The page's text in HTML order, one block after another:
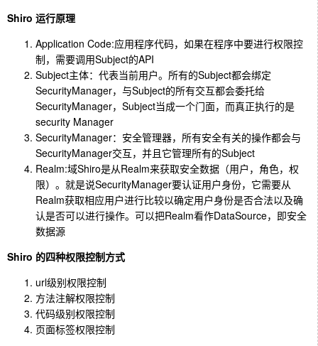
Shiro 运行原理
Application Code:应用程序代码，如果在程序中要进行权限控
制，需要调用Subject的API
Subject主体：代表当前用户。所有的Subject都会绑定
SecurityManager，与Subject的所有交互都会委托给
SecurityManager，Subject当成一个门面，而真正执行的是
security Manager
SecurityManager：安全管理器，所有安全有关的操作都会与
SecurityManager交互，并且它管理所有的Subject
Realm:域Shiro是从Realm来获取安全数据（用户，角色，权
限）。就是说SecurityManager要认证用户身份，它需要从
Realm获取相应用户进行比较以确定用户身份是否合法以及确
认是否可以进行操作。可以把Realm看作DataSource，即安全
数据源
Shiro 的四种权限控制方式
url级别权限控制
方法注解权限控制
代码级别权限控制
页面标签权限控制